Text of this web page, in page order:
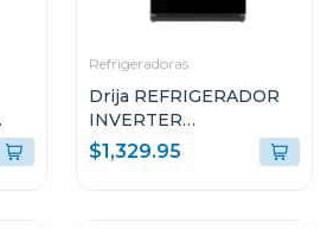
Refrigeradoras
Drija REFRIGERADOR
INVERTER
EMPOTRABLE DE
18.1P³ ULTRA FAST
$1,329.95